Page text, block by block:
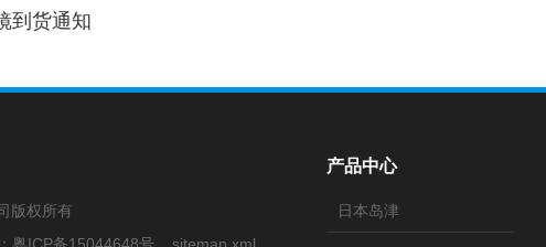
到货通知
版权所有
产品中心
日本岛津